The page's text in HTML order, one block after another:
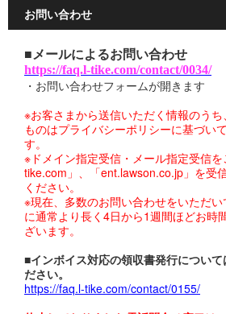
お問い合わせ
■メールによるお問い合わせ
https://faq.l-tike.com/contact/0034/
・お問い合わせフォームが開きます
※お客さまから送信いただく情報のう
ものはプライバシーポリシーに基づい
す。
※ドメイン指定受信・メール指定受信
tike.com」、「ent.lawson.co.jp」を受
ください。
※現在、多数のお問い合わせをいただ
に通常より長く4日から1週間ほどお時
ざいます。
■インボイス対応の領収書発行について
ださい。
https://faq.l-tike.com/contact/0155/